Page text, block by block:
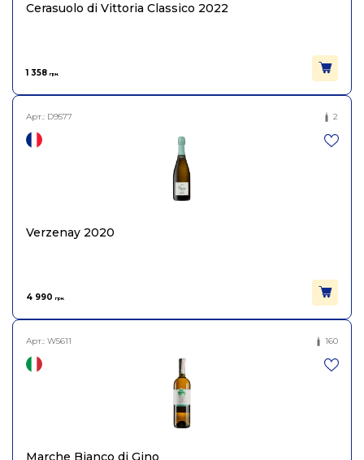
Cerasuolo di Vittoria Classico 2022
1 358 грн.
Арт.: D9577 2
Verzenay 2020
4 990 грн.
Арт.: W5611 160
Marche Bianco di Gino